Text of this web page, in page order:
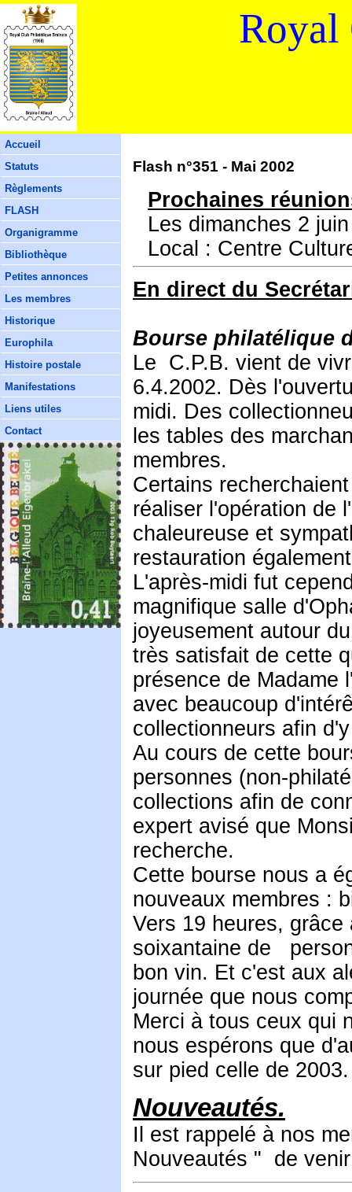
Royal
Accueil
Statuts
Règlements
FLASH
Organigramme
Bibliothèque
Petites annonces
Les membres
Historique
Europhila
Histoire postale
Manifestations
Liens utiles
Contact
Flash n°351 - Mai 2002
Prochaines
Les dimanches 2
Local : Centre
En direct du
Bourse philatélique
Le C.P.B. vient de
6.4.2002. Dès
midi. Des
les tables des
membres.
Certains
réaliser l'opération de
chaleureuse et
restauration
L'après-midi fut
magnifique salle
joyeusement autour
très satisfait de cette
présence de Madame
avec beaucoup
collectionneurs afin
Au cours de cette
personnes (non-
collections afin de
expert avisé que
recherche.
Cette bourse nous a
nouveaux membres :
Vers 19 heures, grâce
soixantaine de
bon vin. Et c'est aux
journée que nous
Merci à tous ceux qui
nous espérons que
sur pied celle de 2003.
Nouveautés.
Il est rappelé à nos
Nouveautés " de